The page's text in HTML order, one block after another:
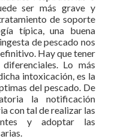
ser más grave y
de soporte
típica, una buena
de pescado nos
Hay que tener
Lo más
intoxicación, es la
del pescado. De
la notificación
con tal de realizar las
y adoptar las